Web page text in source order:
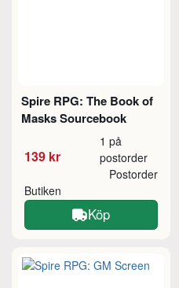
Spire RPG: The Book of
Masks Sourcebook
139 kr
1 på
postorder
Butiken
Postorder
Köp